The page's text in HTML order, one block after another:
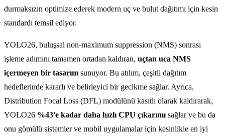
durmaksızın optimize ederek modern uç ve bulut dağıtımı için kesin
standardı temsil ediyor.
YOLO26, buluşsal non-maximum suppression (NMS) sonrası
işleme adımını tamamen ortadan kaldıran, uçtan uca NMS
içermeyen bir tasarım sunuyor. Bu atılım, çeşitli dağıtım
hedeflerinde kararlı ve belirleyici bir gecikme sağlar. Ayrıca,
Distribution Focal Loss (DFL) modülünü kasıtlı olarak kaldırarak,
YOLO26 %43'e kadar daha hızlı CPU çıkarımı sağlar ve bu da
onu gömülü sistemler ve mobil uygulamalar için kesinlikle en iyi